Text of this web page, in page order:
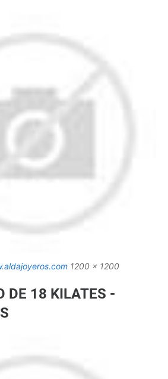
1200 x 1200
DE 18 KILATES -